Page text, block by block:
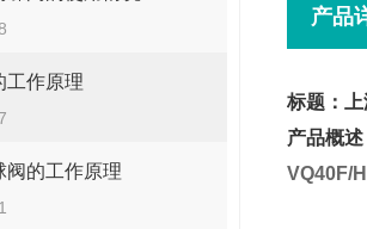
工作原理
阀的工作原理
产品
标题：
产品概述
VQ40F/H